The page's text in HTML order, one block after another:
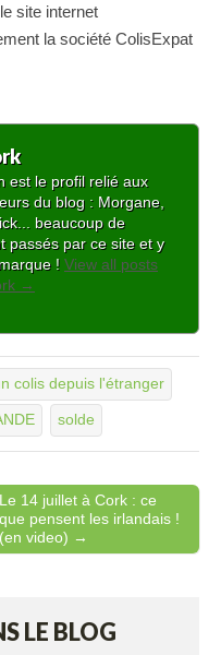
site internet
la société ColisExpat
est le profil relié aux
du blog : Morgane,
beaucoup de
passés par ce site et y
! View all posts
→
colis depuis l'étranger
solde
Le 14 juillet à Cork : ce
que pensent les irlandais !
(en video) →
LE BLOG